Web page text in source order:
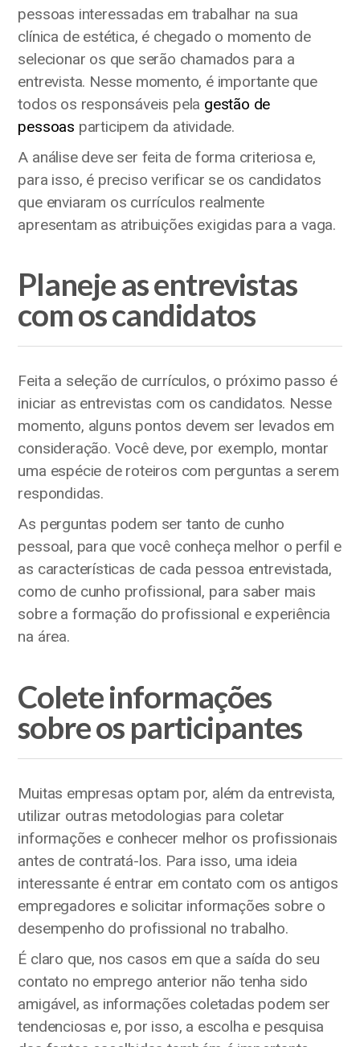
pessoas interessadas em trabalhar na sua
clínica de estética, é chegado o momento de
selecionar os que serão chamados para a
entrevista. Nesse momento, é importante que
todos os responsáveis pela gestão de
pessoas participem da atividade.
A análise deve ser feita de forma criteriosa e,
para isso, é preciso verificar se os candidatos
que enviaram os currículos realmente
apresentam as atribuições exigidas para a vaga.
Planeje as entrevistas
com os candidatos
Feita a seleção de currículos, o próximo passo é
iniciar as entrevistas com os candidatos. Nesse
momento, alguns pontos devem ser levados em
consideração. Você deve, por exemplo, montar
uma espécie de roteiros com perguntas a serem
respondidas.
As perguntas podem ser tanto de cunho
pessoal, para que você conheça melhor o perfil e
as características de cada pessoa entrevistada,
como de cunho profissional, para saber mais
sobre a formação do profissional e experiência
na área.
Colete informações
sobre os participantes
Muitas empresas optam por, além da entrevista,
utilizar outras metodologias para coletar
informações e conhecer melhor os profissionais
antes de contratá-los. Para isso, uma ideia
interessante é entrar em contato com os antigos
empregadores e solicitar informações sobre o
desempenho do profissional no trabalho.
É claro que, nos casos em que a saída do seu
contato no emprego anterior não tenha sido
amigável, as informações coletadas podem ser
tendenciosas e, por isso, a escolha e pesquisa